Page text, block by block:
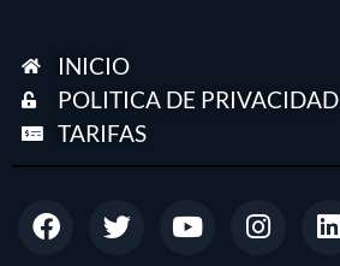
INICIO
POLITICA DE PRIVACIDAD
TARIFAS